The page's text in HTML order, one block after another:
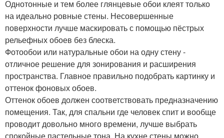
Однотонные и тем более глянцевые обои клеят только
на идеально ровные стены. Несовершенные
поверхности лучше маскировать с помощью пёстрых
рельефных обоев без блеска.
Фотообои или натуральные обои на одну стену -
отличное решение для зонирования и расширения
пространства. Главное правильно подобрать картинку и
оттенок фоновых обоев.
Оттенок обоев должен соответствовать предназначению
помещения. Так, для спальни где человек спит и вообще
проводит довольно много времени, лучше выбрать
спокойные пастельные тона. На кухне стены можно